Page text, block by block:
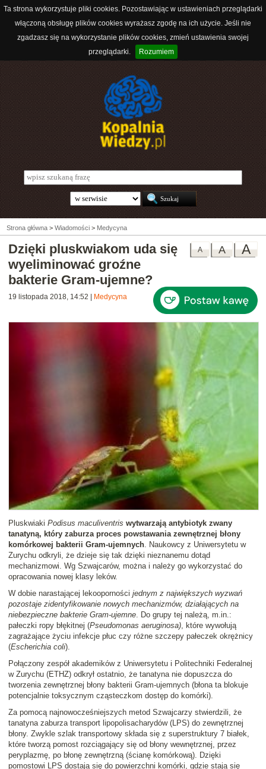
Ta strona wykorzystuje pliki cookies. Pozostawiając w ustawieniach przeglądarki
włączoną obsługę plików cookies wyrażasz zgodę na ich użycie. Jeśli nie
zgadzasz się na wykorzystanie plików cookies, zmień ustawienia swojej
przeglądarki.
Rozumiem
Strona główna > Wiadomości > Medycyna
A
A
A
Dzięki pluskwiakom uda się
wyeliminować groźne
bakterie Gram-ujemne?
19 listopada 2018, 14:52 Medycyna
Pluskwiaki Podisus maculiventris wytwarzają antybiotyk zwany
tanatyną, który zaburza proces powstawania zewnętrznej błony
komórkowej bakterii Gram-ujemnych. Naukowcy z Uniwersytetu w
Zurychu odkryli, że dzieje się tak dzięki nieznanemu dotąd
mechanizmowi. Wg Szwajcarów, można i należy go wykorzystać do
opracowania nowej klasy leków.
W dobie narastającej lekooporności jednym z największych wyzwań
pozostaje zidentyfikowanie nowych mechanizmów, działających na
niebezpieczne bakterie Gram-ujemne. Do grupy tej należą, m.in.:
pałeczki ropy błękitnej (Pseudomonas aeruginosa), które wywołują
zagrażające życiu infekcje płuc czy różne szczepy pałeczek okrężnicy
(Escherichia coli).
Połączony zespół akademików z Uniwersytetu i Politechniki Federalnej
w Zurychu (ETHZ) odkrył ostatnio, że tanatyna nie dopuszcza do
tworzenia zewnętrznej błony bakterii Gram-ujemnych (błona ta blokuje
potencjalnie toksycznym cząsteczkom dostęp do komórki).
Za pomocą najnowocześniejszych metod Szwajcarzy stwierdzili, że
tanatyna zaburza transport lipopolisacharydów (LPS) do zewnętrznej
błony. Zwykle szlak transportowy składa się z superstruktury 7 białek,
które tworzą pomost rozciągający się od błony wewnętrznej, przez
peryplazmę, po błonę zewnętrzną (ścianę komórkową). Dzięki
pomostowi LPS dostają się do powierzchni komórki, gdzie stają się